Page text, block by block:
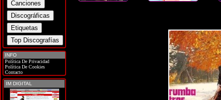
INFO
Política De Privacidad
Política De Cookies
Contacto
IM DIGITAL